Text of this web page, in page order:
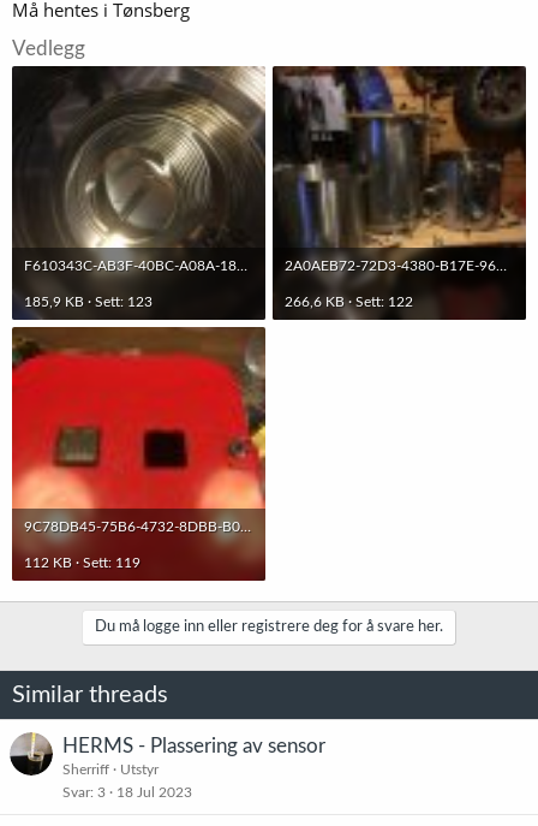
Må hentes i Tønsberg
Vedlegg
F610343C-AB3F-40BC-A08A-18D28C2B4BB9.jpeg
185,9 KB · Sett: 123
2A0AEB72-72D3-4380-B17E-96476CAEC2A3.jpeg
266,6 KB · Sett: 122
9C78DB45-75B6-4732-8DBB-B071DE9239DD.jpeg
112 KB · Sett: 119
Du må logge inn eller registrere deg for å svare her.
Similar threads
HERMS - Plassering av sensor
Sherriff
Utstyr
Svar 3 18 Jul 2023